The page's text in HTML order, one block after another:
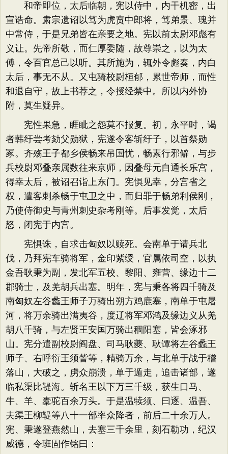
和帝即位，太后临朝，宪以侍中，内干机密，出
宣诰命。肃宗遗诏以笃为虎贲中郎将，笃弟景、瑰并
中常侍，于是兄弟皆在亲要之地。宪以前太尉邓彪有
义让。先帝所敬，而仁厚委随，故尊崇之，以为太
傅，令百官总己以听。其所施为，辄外令彪奏，内白
太后，事无不从。又屯骑校尉桓郁，累世帝师，而性
和退自守，故上书荐之，令授经禁中。所以内外协
附，莫生疑异。
宪性果急，睚眦之怨莫不报复。初，永平时，谒
者韩纡尝考劾父勋狱，宪遂令客斩纡子，以首祭勋
冢。齐殇王子都乡侯畅来吊国忧，畅素行邪僻，与步
兵校尉邓叠亲属数往来京师，因叠母元自通长乐宫，
得幸太后，被诏召诣上东门。宪惧见幸，分宫省之
权，遣客刺杀畅于屯卫之中，而归罪于畅弟利侯刚，
乃使侍御史与青州刺史杂考刚等。后事发觉，太后
怒，闭宪于内宫。
宪惧诛，自求击匈奴以赎死。会南单于请兵北
伐，乃拜宪车骑将军，金印紫绶，官属依司空，以执
金吾耿秉为副，发北军五校、黎阳、雍营、缘边十二
郡骑士，及羌胡兵出塞。明年，宪与秉各将四千骑及
南匈奴左谷蠡王师子万骑出朔方鸡鹿塞，南单于屯屠
河，将万余骑出满夷谷，度辽将军邓鸿及缘边义从羌
胡八千骑，与左贤王安国万骑出稒阳塞，皆会涿邪
山。宪分遣副校尉阎盘、司马耿夔、耿谭将左谷蠡王
师子、右呼衍王须訾等，精骑万余，与北单于战于稽
落山，大破之，虏众崩溃，单于遁走，追击诸部，遂
临私渠比鞮海。斩名王以下万三千级，获生口马、
牛、羊、橐驼百余万头。于是温犊须、曰逐、温吾、
夫渠王柳鞮等八十一部率众降者，前后二十余万人。
宪、秉遂登燕然山，去塞三千余里，刻石勒功，纪汉
威德，令班固作铭曰：